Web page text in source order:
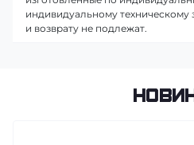
индивидуальному техническому
и возврату не подлежат.